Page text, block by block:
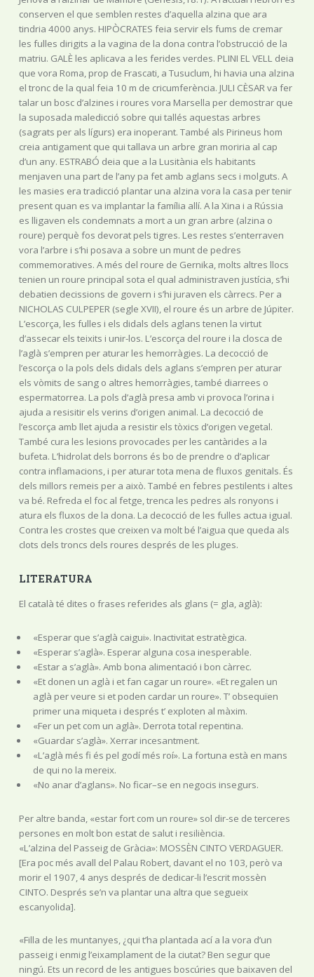
conserven el que semblen restes d’aquella alzina que ara
tindria 4000 anys. HIPÒCRATES feia servir els fums de cremar
les fulles dirigits a la vagina de la dona contra l’obstrucció de la
matriu. GALÈ les aplicava a les ferides verdes. PLINI EL VELL deia
que vora Roma, prop de Frascati, a Tusuclum, hi havia una alzina
el tronc de la qual feia 10 m de cricumferència. JULI CÈSAR va fer
talar un bosc d’alzines i roures vora Marsella per demostrar que
la suposada maledicció sobre qui tallés aquestas arbres
(sagrats per als lígurs) era inoperant. També als Pirineus hom
creia antigament que qui tallava un arbre gran moriria al cap
d’un any. ESTRABÓ deia que a la Lusitània els habitants
menjaven una part de l’any pa fet amb aglans secs i molguts. A
les masies era tradicció plantar una alzina vora la casa per tenir
present quan es va implantar la família allí. A la Xina i a Rússia
es lligaven els condemnats a mort a un gran arbre (alzina o
roure) perquè fos devorat pels tigres. Les restes s’enterraven
vora l’arbre i s’hi posava a sobre un munt de pedres
commemoratives. A més del roure de Gernika, molts altres llocs
tenien un roure principal sota el qual administraven justícia, s’hi
debatien decissions de govern i s’hi juraven els càrrecs. Per a
NICHOLAS CULPEPER (segle XVII), el roure és un arbre de Júpiter.
L’escorça, les fulles i els didals dels aglans tenen la virtut
d’assecar els teixits i unir-los. L’escorça del roure i la closca de
l’aglà s’empren per aturar les hemorràgies. La decocció de
l’escorça o la pols dels didals dels aglans s’empren per aturar
els vòmits de sang o altres hemorràgies, també diarrees o
espermatorrea. La pols d’aglà presa amb vi provoca l’orina i
ajuda a resisitir els verins d’origen animal. La decocció de
l’escorça amb llet ajuda a resistir els tòxics d’origen vegetal.
També cura les lesions provocades per les cantàrides a la
bufeta. L’hidrolat dels borrons és bo de prendre o d’aplicar
contra inflamacions, i per aturar tota mena de fluxos genitals. És
dels millors remeis per a això. També en febres pestilents i altes
va bé. Refreda el foc al fetge, trenca les pedres als ronyons i
atura els fluxos de la dona. La decocció de les fulles actua igual.
Contra les crostes que creixen va molt bé l’aigua que queda als
clots dels troncs dels roures després de les pluges.
LITERATURA
El català té dites o frases referides als glans (= gla, aglà):
«Esperar que s’aglà caigui». Inactivitat estratègica.
«Esperar s’aglà». Esperar alguna cosa inesperable.
«Estar a s’aglà». Amb bona alimentació i bon càrrec.
«Et donen un aglà i et fan cagar un roure». «Et regalen un
aglà per veure si et poden cardar un roure». T’ obsequïen
primer una miqueta i després t’ exploten al màxim.
«Fer un pet com un aglà». Derrota total repentina.
«Guardar s’aglà». Xerrar incesantment.
«L’aglà més fi és pel godí més roí». La fortuna està en mans
de qui no la mereix.
«No anar d’aglans». No ficar–se en negocis insegurs.
Per altre banda, «estar fort com un roure» sol dir-se de terceres
persones en molt bon estat de salut i resiliència.
«L’alzina del Passeig de Gràcia»: MOSSÈN CINTO VERDAGUER.
[Era poc més avall del Palau Robert, davant el no 103, però va
morir el 1907, 4 anys després de dedicar-li l’escrit mossèn
CINTO. Després se’n va plantar una altra que segueix
escanyolida].
«Filla de les muntanyes, ¿qui t’ha plantada ací a la vora d’un
passeig i enmig l’eixamplament de la ciutat? Ben segur que
ningú. Ets un record de les antigues boscúries que baixaven del